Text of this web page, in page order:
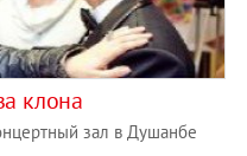
клона
зал в Душанбе